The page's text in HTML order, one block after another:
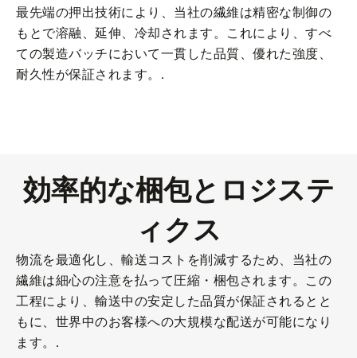
最先端の押出技術により、当社の繊維は精密な制御の
もとで溶融、延伸、冷却されます。これにより、すべ
ての製造バッチにおいて一貫した品質、優れた強度、
耐久性が保証されます。.
効率的な梱包とロジステ
ィクス
物流を最適化し、輸送コストを削減するため、当社の
繊維は細心の注意を払って圧縮・梱包されます。この
工程により、輸送中の安定した品質が保証されるとと
もに、世界中のお客様への大規模な配送が可能になり
ます。.